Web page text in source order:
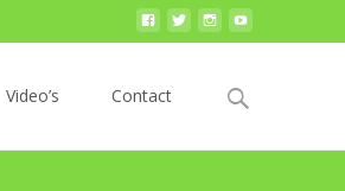
Video’s Contact
Zoek
naar: